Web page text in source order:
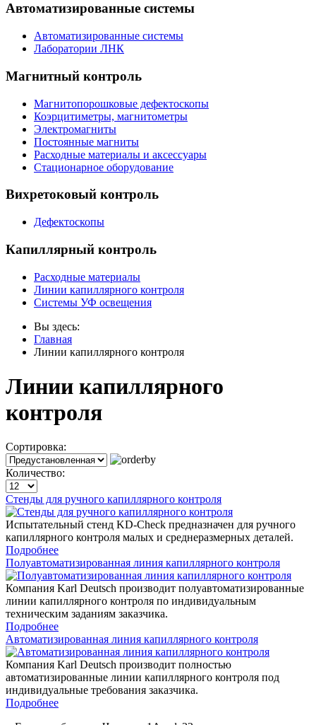
Автоматизированные системы
Автоматизированные системы
Лаборатории ЛНК
Магнитный контроль
Магнитопорошковые дефектоскопы
Коэрцитиметры, магнитометры
Электромагниты
Постоянные магниты
Расходные материалы и аксессуары
Стационарное оборудование
Вихретоковый контроль
Дефектоскопы
Капиллярный контроль
Расходные материалы
Линии капиллярного контроля
Системы УФ освещения
Вы здесь:
Главная
Линии капиллярного контроля
Линии капиллярного
контроля
Сортировка:
Количество:
Стенды для ручного капиллярного контроля
Испытательный стенд KD-Check предназначен для ручного
капиллярного контроля малых и среднеразмерных деталей.
Подробнее
Полуавтоматизированная линия капиллярного контроля
Компания Karl Deutsch производит полуавтоматизированные
линии капиллярного контроля по индивидуальным
техническим заданиям заказчика.
Подробнее
Автоматизированная линия капиллярного контроля
Компания Karl Deutsch производит полностью
автоматизированные линии капиллярного контроля под
индивидуальные требования заказчика.
Подробнее